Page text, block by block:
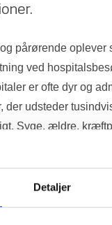
Detaljer
pårørende oplever
ved
er ofte dyr og
der udsteder
Syge, ældre,
og pårørende
automat under
på flere hundrede
en i forvejen sårbar